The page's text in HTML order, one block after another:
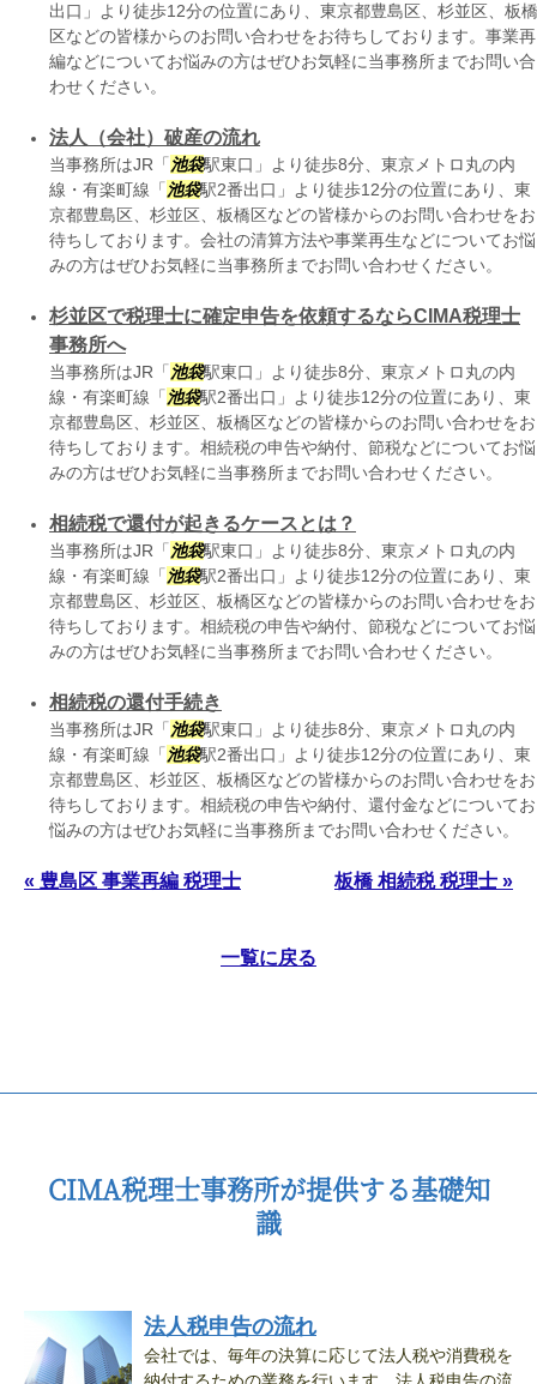
出口」より徒歩12分の位置にあり、東京都豊島区、杉並区、板橋
区などの皆様からのお問い合わせをお待ちしております。事業再
編などについてお悩みの方はぜひお気軽に当事務所までお問い合
わせください。
法人（会社）破産の流れ
当事務所はJR「 池袋駅東口」より徒歩8分、東京メトロ丸の内
線・有楽町線「 池袋駅2番出口」より徒歩12分の位置にあり、東
京都豊島区、杉並区、板橋区などの皆様からのお問い合わせをお
待ちしております。会社の清算方法や事業再生などについてお悩
みの方はぜひお気軽に当事務所までお問い合わせください。
杉並区で税理士に確定申告を依頼するならCIMA税理士
事務所へ
当事務所はJR「 池袋駅東口」より徒歩8分、東京メトロ丸の内
線・有楽町線「 池袋駅2番出口」より徒歩12分の位置にあり、東
京都豊島区、杉並区、板橋区などの皆様からのお問い合わせをお
待ちしております。相続税の申告や納付、節税などについてお悩
みの方はぜひお気軽に当事務所までお問い合わせください。
相続税で還付が起きるケースとは？
当事務所はJR「 池袋駅東口」より徒歩8分、東京メトロ丸の内
線・有楽町線「 池袋駅2番出口」より徒歩12分の位置にあり、東
京都豊島区、杉並区、板橋区などの皆様からのお問い合わせをお
待ちしております。相続税の申告や納付、節税などについてお悩
みの方はぜひお気軽に当事務所までお問い合わせください。
相続税の還付手続き
当事務所はJR「 池袋駅東口」より徒歩8分、東京メトロ丸の内
線・有楽町線「 池袋駅2番出口」より徒歩12分の位置にあり、東
京都豊島区、杉並区、板橋区などの皆様からのお問い合わせをお
待ちしております。相続税の申告や納付、還付金などについてお
悩みの方はぜひお気軽に当事務所までお問い合わせください。
« 豊島区 事業再編 税理士 板橋 相続税 税理士 »
一覧に戻る
CIMA税理士事務所が提供する基礎知
識
法人税申告の流れ
会社では、毎年の決算に応じて法人税や消費税を